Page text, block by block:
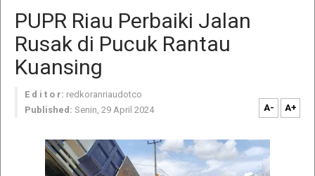
PUPR Riau Perbaiki Jalan
Rusak di Pucuk Rantau
Kuansing
E d i t o r: redkoranriaudotco
Published: Senin, 29 April 2024 A- A+